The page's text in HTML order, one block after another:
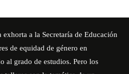
a la Secretaría de Educación
de equidad de género en
al grado de estudios. Pero los